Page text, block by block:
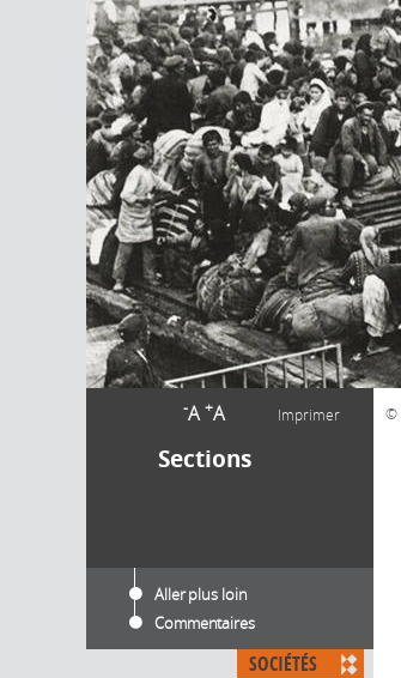
-A +A Imprimer
Sections
Aller plus loin
Commentaires
SOCIÉTÉS